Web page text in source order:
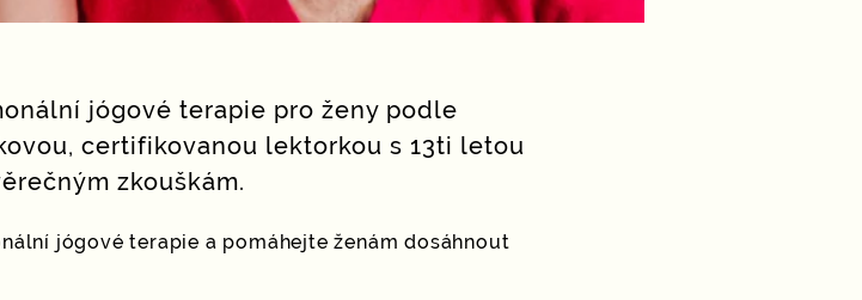
jógové terapie pro ženy podle
certifikovanou lektorkou s 13ti letou
zkouškám.
jógové terapie a pomáhejte ženám dosáhnout